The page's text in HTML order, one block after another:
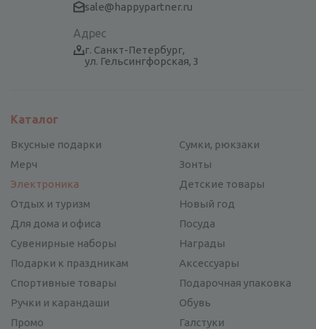
sale@happypartner.ru
Адрес
г. Санкт-Петербург,
ул. Гельсингфорская, 3
Каталог
Вкусные подарки
Мерч
Электроника
Отдых и туризм
Для дома и офиса
Сувенирные наборы
Подарки к праздникам
Спортивные товары
Ручки и карандаши
Промо
Сумки, рюкзаки
Зонты
Детские товары
Новый год
Посуда
Награды
Аксессуары
Подарочная упаковка
Обувь
Галстуки